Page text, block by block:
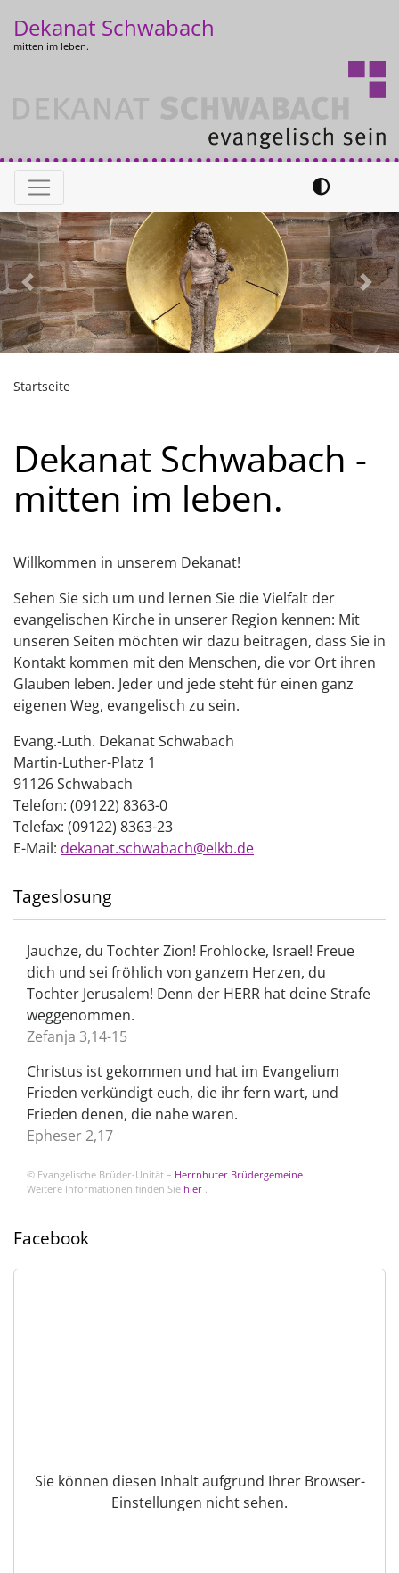
zum
Inhalt
Dekanat Schwabach
mitten im leben.
Hauptnavigation
Previous Next
Startseite
Dekanat Schwabach -
mitten im leben.
Willkommen in unserem Dekanat!
Sehen Sie sich um und lernen Sie die Vielfalt der
evangelischen Kirche in unserer Region kennen: Mit
unseren Seiten möchten wir dazu beitragen, dass Sie in
Kontakt kommen mit den Menschen, die vor Ort ihren
Glauben leben. Jeder und jede steht für einen ganz
eigenen Weg, evangelisch zu sein.
Evang.-Luth. Dekanat Schwabach
Martin-Luther-Platz 1
91126 Schwabach
Telefon: (09122) 8363-0
Telefax: (09122) 8363-23
E-Mail: dekanat.schwabach@elkb.de
Tageslosung
Jauchze, du Tochter Zion! Frohlocke, Israel! Freue
dich und sei fröhlich von ganzem Herzen, du
Tochter Jerusalem! Denn der HERR hat deine Strafe
weggenommen.
Zefanja 3,14-15
Christus ist gekommen und hat im Evangelium
Frieden verkündigt euch, die ihr fern wart, und
Frieden denen, die nahe waren.
Epheser 2,17
© Evangelische Brüder-Unität – Herrnhuter Brüdergemeine
Weitere Informationen finden Sie hier .
Facebook
Sie können diesen Inhalt aufgrund Ihrer Browser-
Einstellungen nicht sehen.